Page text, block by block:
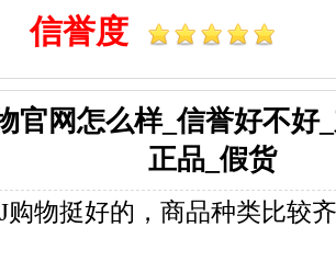
信誉度
官网怎么样_信誉好不好
正品_假货
购物挺好的，商品种类比较